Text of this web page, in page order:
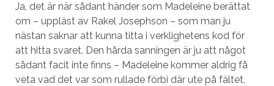
Ja, det är när sådant händer som Madeleine berättat
om – uppläst av Rakel Josephson – som man ju
nästan saknar att kunna titta i verklighetens kod för
att hitta svaret. Den hårda sanningen är ju att något
sådant facit inte finns – Madeleine kommer aldrig få
veta vad det var som rullade förbi där ute på fältet,